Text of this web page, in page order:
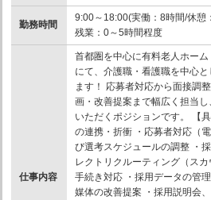
勤務時間
9:00～18:00(実働：8時間/休憩
残業：0～5時間程度
仕事内容
首都圏を中心に有料老人ホー
にて、介護職・看護職を中心
ます！ 応募者対応から面接調
画・改善提案まで幅広く担当
いただくポジションです。 【
の連携・折衝 ・応募者対応（
び選考スケジュールの調整 ・
レクトリクルーティング（ス
手続き対応 ・採用データの管
媒体の改善提案 ・採用説明会